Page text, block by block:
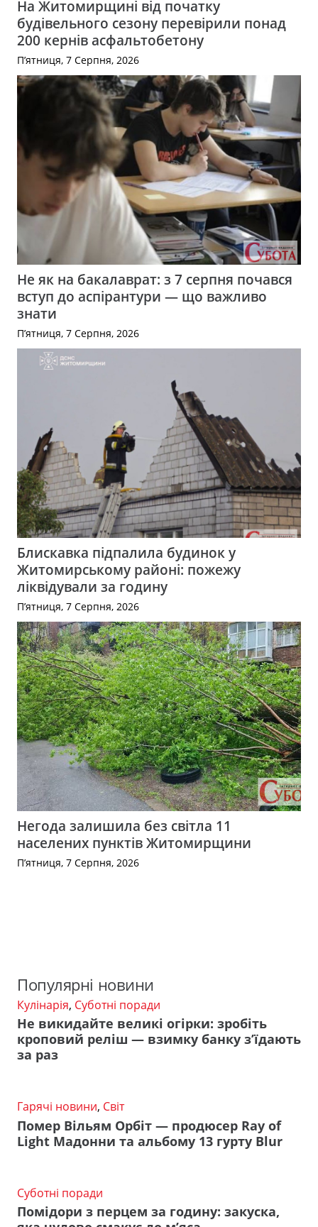
На Житомирщині від початку
будівельного сезону перевірили понад
200 кернів асфальтобетону
П’ятниця, 7 Серпня, 2026
Не як на бакалаврат: з 7 серпня почався
вступ до аспірантури — що важливо
знати
П’ятниця, 7 Серпня, 2026
Блискавка підпалила будинок у
Житомирському районі: пожежу
ліквідували за годину
П’ятниця, 7 Серпня, 2026
Негода залишила без світла 11
населених пунктів Житомирщини
П’ятниця, 7 Серпня, 2026
Популярні новини
Кулінарія, Суботні поради
Не викидайте великі огірки: зробіть
кроповий реліш — взимку банку з’їдають
за раз
Гарячі новини, Світ
Помер Вільям Орбіт — продюсер Ray of
Light Мадонни та альбому 13 гурту Blur
Суботні поради
Помідори з перцем за годину: закуска,